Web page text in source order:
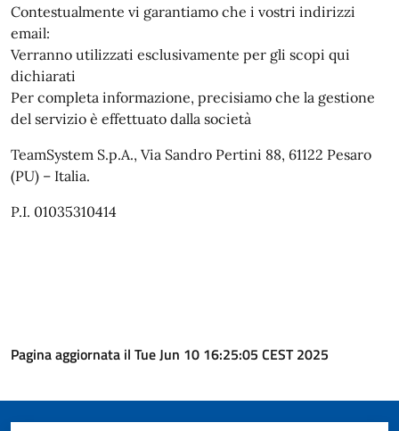
Contestualmente vi garantiamo che i vostri indirizzi
email:
Verranno utilizzati esclusivamente per gli scopi qui
dichiarati
Per completa informazione, precisiamo che la gestione
del servizio è effettuato dalla società
TeamSystem S.p.A., Via Sandro Pertini 88, 61122 Pesaro
(PU) – Italia.
P.I. 01035310414
Pagina aggiornata il Tue Jun 10 16:25:05 CEST 2025